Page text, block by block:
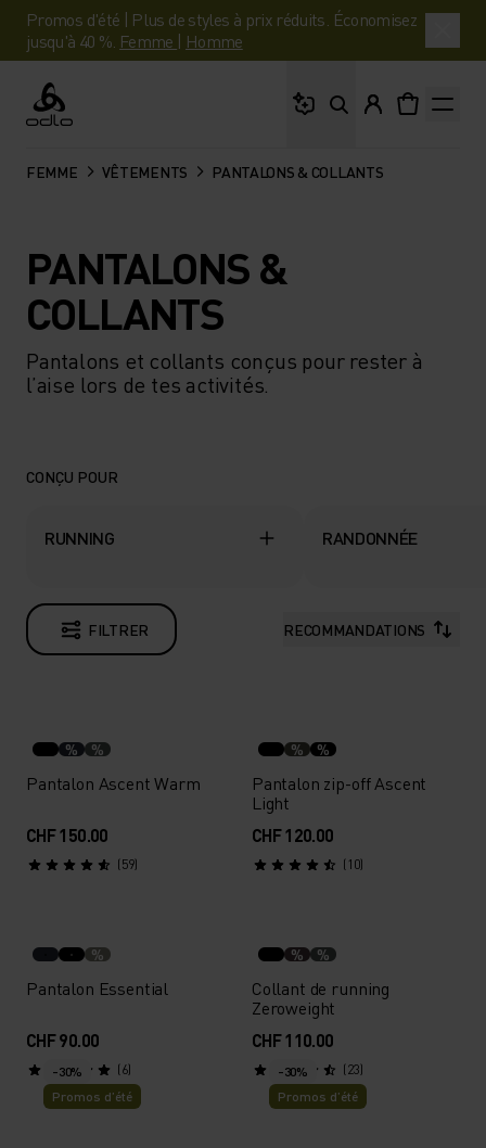
Promos d'été | Plus de styles à prix réduits. Économisez
jusqu'à 40 %. Femme | Homme
Odlo
FEMME VÊTEMENTS PANTALONS & COLLANTS
PANTALONS &
COLLANTS
Pantalons et collants conçus pour rester à
l’aise lors de tes activités.
CONÇU POUR
RUNNING RANDONNÉE
FILTRER RECOMMANDATIONS
% %
Pantalon Ascent Warm
CHF 150.00
(59)
% %
Pantalon zip-off Ascent
Light
CHF 120.00
(10)
%
Pantalon Essential
CHF 90.00
(6)
% %
Collant de running
Zeroweight
CHF 110.00
(23)
-30%
Promos d’été
-30%
Promos d’été